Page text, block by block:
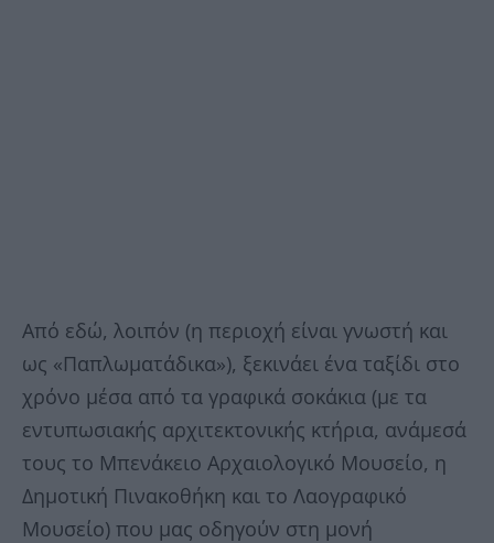
Από εδώ, λοιπόν (η περιοχή είναι γνωστή και
ως «Παπλωματάδικα»), ξεκινάει ένα ταξίδι στο
χρόνο μέσα από τα γραφικά σοκάκια (με τα
εντυπωσιακής αρχιτεκτονικής κτήρια, ανάμεσά
τους το Μπενάκειο Αρχαιολογικό Μουσείο, η
Δημοτική Πινακοθήκη και το Λαογραφικό
Μουσείο) που μας οδηγούν στη μονή